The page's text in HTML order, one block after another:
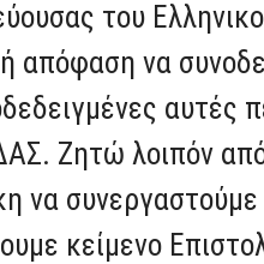
του
απόφαση να
αυτές
Ζητώ λοιπόν από
να
κείμενο